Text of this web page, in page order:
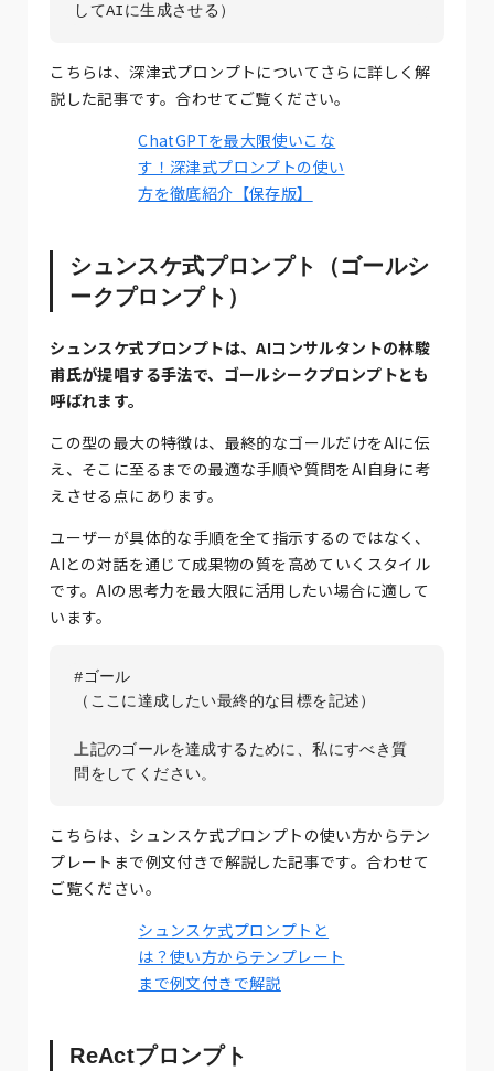
してAIに生成させる）
こちらは、深津式プロンプトについてさらに詳しく解
説した記事です。合わせてご覧ください。
ChatGPTを最大限使いこな
す！深津式プロンプトの使い
方を徹底紹介【保存版】
シュンスケ式プロンプト（ゴールシ
ークプロンプト）
シュンスケ式プロンプトは、AIコンサルタントの林駿
甫氏が提唱する手法で、ゴールシークプロンプトとも
呼ばれます。
この型の最大の特徴は、最終的なゴールだけをAIに伝
え、そこに至るまでの最適な手順や質問をAI自身に考
えさせる点にあります。
ユーザーが具体的な手順を全て指示するのではなく、
AIとの対話を通じて成果物の質を高めていくスタイル
です。AIの思考力を最大限に活用したい場合に適して
います。
#ゴール
（ここに達成したい最終的な目標を記述）
上記のゴールを達成するために、私にすべき質
問をしてください。
こちらは、シュンスケ式プロンプトの使い方からテン
プレートまで例文付きで解説した記事です。合わせて
ご覧ください。
シュンスケ式プロンプトと
は？使い方からテンプレート
まで例文付きで解説
ReActプロンプト